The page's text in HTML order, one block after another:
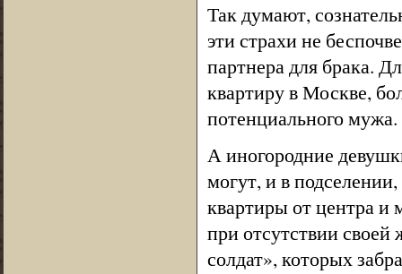
Так думают,
эти страхи не
партнера для брака.
квартиру в Москве,
потенциального
А иногородние
могут, и в
квартиры от центра и
при отсутствии
солдат», которых